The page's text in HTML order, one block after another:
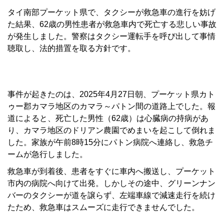
タイ南部プーケット県で、タクシーが救急車の進行を妨げ
た結果、62歳の男性患者が救急車内で死亡する悲しい事故
が発生しました。警察はタクシー運転手を呼び出して事情
聴取し、法的措置を取る方針です。
事件が起きたのは、2025年4月27日朝、プーケット県カト
ゥー郡カマラ地区のカマラ～パトン間の道路上でした。報
道によると、死亡した男性（62歳）は心臓病の持病があ
り、カマラ地区のドリアン農園でめまいを起こして倒れま
した。家族が午前8時15分にパトン病院へ連絡し、救急チ
ームが急行しました。
救急車が到着後、患者をすぐに車内へ搬送し、プーケット
市内の病院へ向けて出発。しかしその途中、グリーンナン
バーのタクシーが道を譲らず、左端車線で減速走行を続け
たため、救急車はスムーズに走行できませんでした。